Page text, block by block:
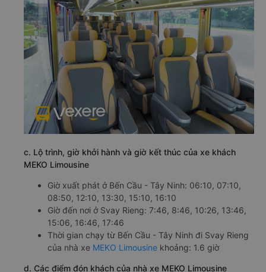
c. Lộ trình, giờ khởi hành và giờ kết thúc của xe khách
MEKO Limousine
Giờ xuất phát ở Bến Cầu - Tây Ninh: 06:10, 07:10,
08:50, 12:10, 13:30, 15:10, 16:10
Giờ đến nơi ở Svay Rieng: 7:46, 8:46, 10:26, 13:46,
15:06, 16:46, 17:46
Thời gian chạy từ Bến Cầu - Tây Ninh đi Svay Rieng
của nhà xe MEKO Limousine khoảng: 1.6 giờ
d. Các điểm đón khách của nhà xe MEKO Limousine